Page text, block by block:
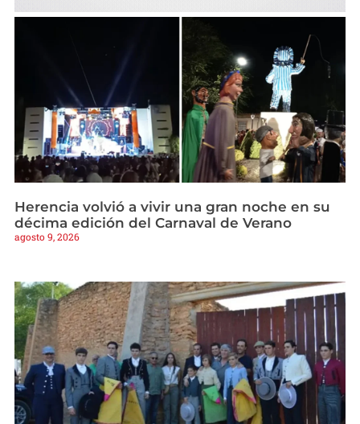
Herencia volvió a vivir una gran noche en su
décima edición del Carnaval de Verano
agosto 9, 2026